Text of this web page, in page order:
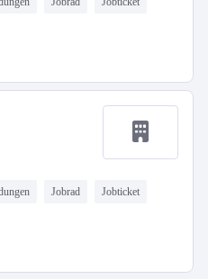
Jobrad Jobticket